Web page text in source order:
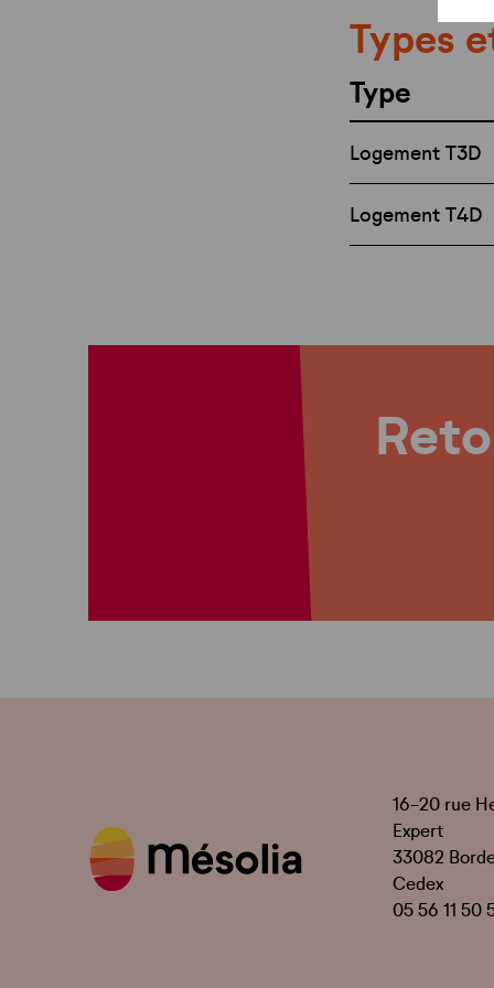
Types
Type
Logement T3D
Logement T4D
16-20 rue
Expert
33082
Cedex
05 56 11 50